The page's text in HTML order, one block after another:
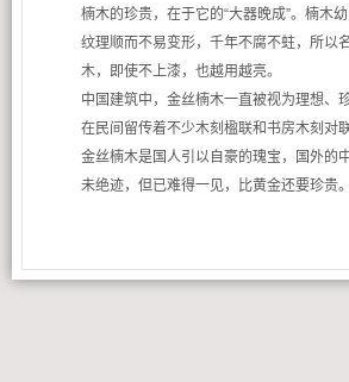
楠木的珍贵，在于它的“大器晚成”。楠木
纹理顺而不易变形，千年不腐不蛀，所以
木，即使不上漆，也越用越亮。
中国建筑中，金丝楠木一直被视为理想、
在民间留传着不少木刻楹联和书房木刻对
金丝楠木是国人引以自豪的瑰宝，国外的
未绝迹，但已难得一见，比黄金还要珍贵